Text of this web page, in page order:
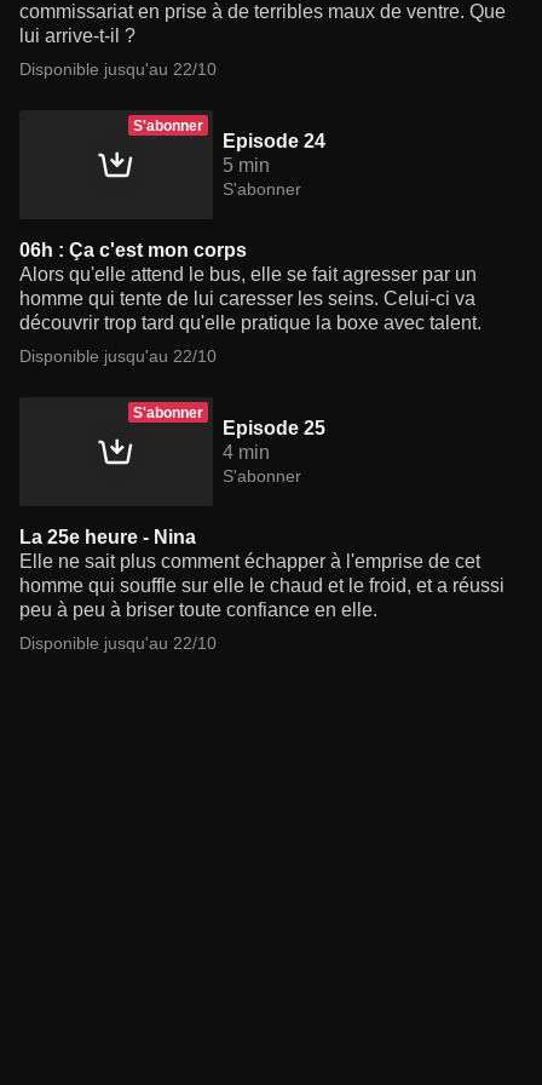
commissariat en prise à de terribles maux de ventre. Que
lui arrive-t-il ?
Disponible jusqu'au 22/10
S'abonner
Episode 24
5 min
S'abonner
06h : Ça c'est mon corps
Alors qu'elle attend le bus, elle se fait agresser par un
homme qui tente de lui caresser les seins. Celui-ci va
découvrir trop tard qu'elle pratique la boxe avec talent.
Disponible jusqu'au 22/10
S'abonner
Episode 25
4 min
S'abonner
La 25e heure - Nina
Elle ne sait plus comment échapper à l'emprise de cet
homme qui souffle sur elle le chaud et le froid, et a réussi
peu à peu à briser toute confiance en elle.
Disponible jusqu'au 22/10